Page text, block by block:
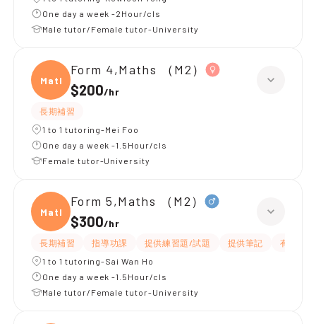
One day a week -2Hour/cls
Male tutor/Female tutor-University
Maths
Form 4,Maths （M2）
$200/hr
長期補習
1 to 1 tutoring-Mei Foo
One day a week -1.5Hour/cls
Female tutor-University
Maths
Form 5,Maths （M2）
$300/hr
長期補習 指導功課 提供練習題/試題 提供筆記
有耐性
1 to 1 tutoring-Sai Wan Ho
One day a week -1.5Hour/cls
Male tutor/Female tutor-University